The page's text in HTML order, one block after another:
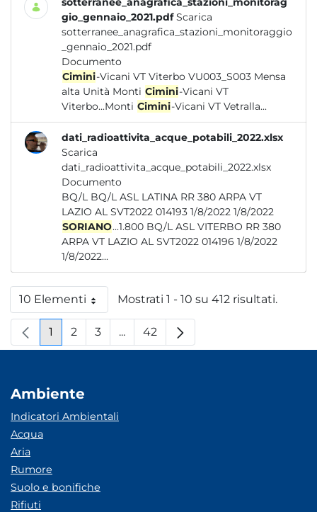
gio_gennaio_2021.pdf Scarica
sotterranee_anagrafica_stazioni_monitoraggio
_gennaio_2021.pdf
Documento
Cimini-Vicani VT Viterbo VU003_S003 Mensa
alta Unità Monti Cimini-Vicani VT
Viterbo...Monti Cimini-Vicani VT Vetralla...
dati_radioattivita_acque_potabili_2022.xlsx
Scarica
dati_radioattivita_acque_potabili_2022.xlsx
Documento
BQ/L BQ/L ASL LATINA RR 380 ARPA VT
LAZIO AL SVT2022 014193 1/8/2022 1/8/2022
SORIANO...1.800 BQ/L ASL VITERBO RR 380
ARPA VT LAZIO AL SVT2022 014196 1/8/2022
1/8/2022...
10 ElementiPer paginaMostrati 1 - 10 su 412 risultati.
Pagina
1 Pagina
2 Pagina
3 ...Pagine intermedie
Pagina
42
Ambiente
Indicatori Ambientali
Acqua
Aria
Rumore
Suolo e bonifiche
Rifiuti